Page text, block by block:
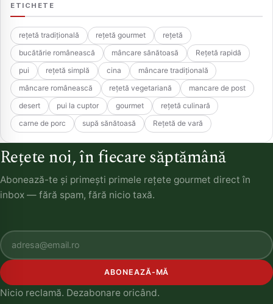
ETICHETE
rețetă tradițională rețetă gourmet
rețetă
bucătărie românească
mâncare sănătoasă
Rețetă rapidă
pui
rețetă simplă cina
mâncare tradițională
mâncare românească
rețetă vegetariană
mancare de post
desert
pui la cuptor gourmet
rețetă culinară
carne de porc
supă sănătoasă Rețetă de vară
Rețete noi, în fiecare săptămână
Abonează-te și primești primele rețete gourmet direct în
inbox — fără spam, fără nicio taxă.
ABONEAZĂ-MĂ
Nicio reclamă. Dezabonare oricând.